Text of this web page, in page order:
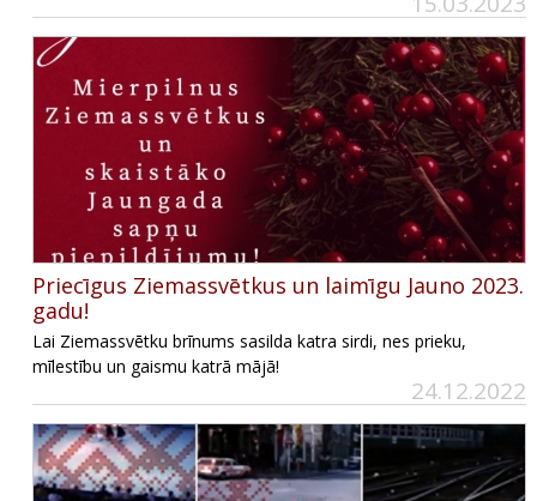
Priecīgus Ziemassvētkus un laimīgu Jauno 2023.
gadu!
Lai Ziemassvētku brīnums sasilda katra sirdi, nes prieku,
mīlestību un gaismu katrā mājā!
24.12.2022